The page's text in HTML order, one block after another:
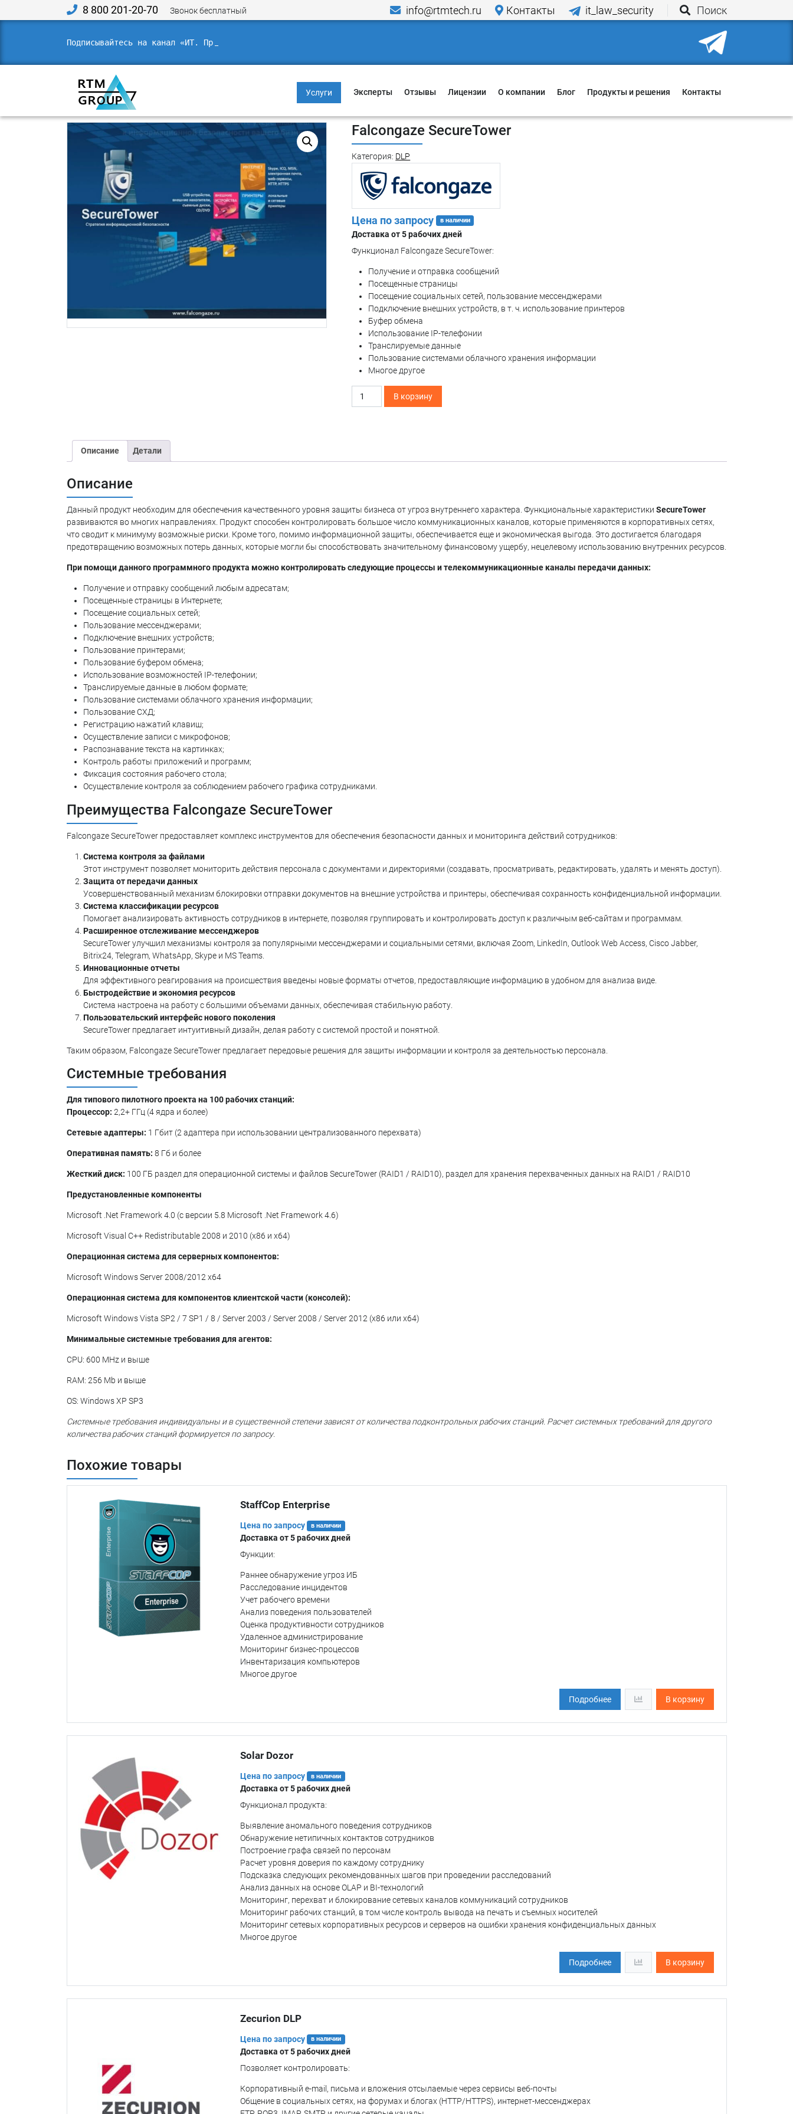
8 800 201-20-70 Звонок бесплатный info@rtmtech.ru Контакты it_law_security Поиск
Подписывайтесь на канал «ИТ. Право.
Услуги
Информационная
безопасность
Компьютерно-
технические
экспертизы
Юридические услуги в
информационная
Тестирование на
Эксперты Отзывы Лицензии О компании
Мероприятия
Новости
Блог Продукты и решения Контакты
Главная» Продукты и решения Falcongaze SecureTower
Falcongaze SecureTower
Категория: DLP
Цена по запросу в наличии
Доставка от 5 рабочих дней
Функционал Falcongaze SecureTower:
Получение и отправка сообщений
Посещенные страницы
Посещение социальных сетей, пользование мессенджерами
Подключение внешних устройств, в т. ч. использование принтеров
Буфер обмена
Использование IP-телефонии
Транслируемые данные
Пользование системами облачного хранения информации
Многое другое
В корзину
Описание Детали
Описание
Данный продукт необходим для обеспечения качественного уровня защиты бизнеса от угроз внутреннего характера. Функциональные характеристики SecureTower
развиваются во многих направлениях. Продукт способен контролировать большое число коммуникационных каналов, которые применяются в корпоративных сетях,
что сводит к минимуму возможные риски. Кроме того, помимо информационной защиты, обеспечивается еще и экономическая выгода. Это достигается благодаря
предотвращению возможных потерь данных, которые могли бы способствовать значительному финансовому ущербу, нецелевому использованию внутренних ресурсов.
При помощи данного программного продукта можно контролировать следующие процессы и телекоммуникационные каналы передачи данных:
Получение и отправку сообщений любым адресатам;
Посещенные страницы в Интернете;
Посещение социальных сетей;
Пользование мессенджерами;
Подключение внешних устройств;
Пользование принтерами;
Пользование буфером обмена;
Использование возможностей IP-телефонии;
Транслируемые данные в любом формате;
Пользование системами облачного хранения информации;
Пользование СХД;
Регистрацию нажатий клавиш;
Осуществление записи с микрофонов;
Распознавание текста на картинках;
Контроль работы приложений и программ;
Фиксация состояния рабочего стола;
Осуществление контроля за соблюдением рабочего графика сотрудниками.
Преимущества Falcongaze SecureTower
Falcongaze SecureTower предоставляет комплекс инструментов для обеспечения безопасности данных и мониторинга действий сотрудников:
Система контроля за файлами
Этот инструмент позволяет мониторить действия персонала с документами и директориями (создавать, просматривать, редактировать, удалять и менять доступ).
Защита от передачи данных
Усовершенствованный механизм блокировки отправки документов на внешние устройства и принтеры, обеспечивая сохранность конфиденциальной информации.
Система классификации ресурсов
Помогает анализировать активность сотрудников в интернете, позволяя группировать и контролировать доступ к различным веб-сайтам и программам.
Расширенное отслеживание мессенджеров
SecureTower улучшил механизмы контроля за популярными мессенджерами и социальными сетями, включая Zoom, LinkedIn, Outlook Web Access, Cisco Jabber,
Bitrix24, Telegram, WhatsApp, Skype и MS Teams.
Инновационные отчеты
Для эффективного реагирования на происшествия введены новые форматы отчетов, предоставляющие информацию в удобном для анализа виде.
Быстродействие и экономия ресурсов
Система настроена на работу с большими объемами данных, обеспечивая стабильную работу.
Пользовательский интерфейс нового поколения
SecureTower предлагает интуитивный дизайн, делая работу с системой простой и понятной.
Таким образом, Falcongaze SecureTower предлагает передовые решения для защиты информации и контроля за деятельностью персонала.
Системные требования
Для типового пилотного проекта на 100 рабочих станций:
Процессор: 2,2+ ГГц (4 ядра и более)
Сетевые адаптеры: 1 Гбит (2 адаптера при использовании централизованного перехвата)
Оперативная память: 8 Гб и более
Жесткий диск: 100 ГБ раздел для операционной системы и файлов SecureTower (RAID1 / RAID10), раздел для хранения перехваченных данных на RAID1 / RAID10
Предустановленные компоненты
Microsoft .Net Framework 4.0 (с версии 5.8 Microsoft .Net Framework 4.6)
Microsoft Visual C++ Redistributable 2008 и 2010 (x86 и x64)
Операционная система для серверных компонентов:
Microsoft Windows Server 2008/2012 x64
Операционная система для компонентов клиентской части (консолей):
Microsoft Windows Vista SP2 / 7 SP1 / 8 / Server 2003 / Server 2008 / Server 2012 (x86 или x64)
Минимальные системные требования для агентов:
CPU: 600 MHz и выше
RAM: 256 Mb и выше
OS: Windows XP SP3
Системные требования индивидуальны и в существенной степени зависят от количества подконтрольных рабочих станций. Расчет системных требований для другого
количества рабочих станций формируется по запросу.
Похожие товары
StaffCop Enterprise
Цена по запросу в наличии
Доставка от 5 рабочих дней
Функции:
Раннее обнаружение угроз ИБ
Расследование инцидентов
Учет рабочего времени
Анализ поведения пользователей
Оценка продуктивности сотрудников
Удаленное администрирование
Мониторинг бизнес-процессов
Инвентаризация компьютеров
Многое другое
Подробнее В корзину
Solar Dozor
Цена по запросу в наличии
Доставка от 5 рабочих дней
Функционал продукта:
Выявление аномального поведения сотрудников
Обнаружение нетипичных контактов сотрудников
Построение графа связей по персонам
Расчет уровня доверия по каждому сотруднику
Подсказка следующих рекомендованных шагов при проведении расследований
Анализ данных на основе OLAP и BI-технологий
Мониторинг, перехват и блокирование сетевых каналов коммуникаций сотрудников
Мониторинг рабочих станций, в том числе контроль вывода на печать и съемных носителей
Мониторинг сетевых корпоративных ресурсов и серверов на ошибки хранения конфиденциальных данных
Многое другое
Подробнее В корзину
Zecurion DLP
Цена по запросу в наличии
Доставка от 5 рабочих дней
Позволяет контролировать:
Корпоративный e-mail, письма и вложения отсылаемые через сервисы веб-почты
Общение в социальных сетях, на форумах и блогах (HTTP/HTTPS), интернет-мессенджерах